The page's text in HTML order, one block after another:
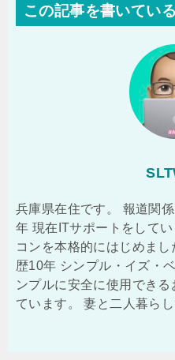
この記事を書いてい
兵庫県在住です。 報道関
年 現在ITサポートをして
コンを本格的にはじめま
歴10年 シンプル・イズ・
ンプルに安全に使用でき
ています。 妻と二人暮らし